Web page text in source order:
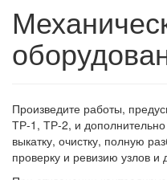
Произведите работы,
ТР-1, ТР-2, и
выкатку, очистку, полную
проверку и ревизию узлов